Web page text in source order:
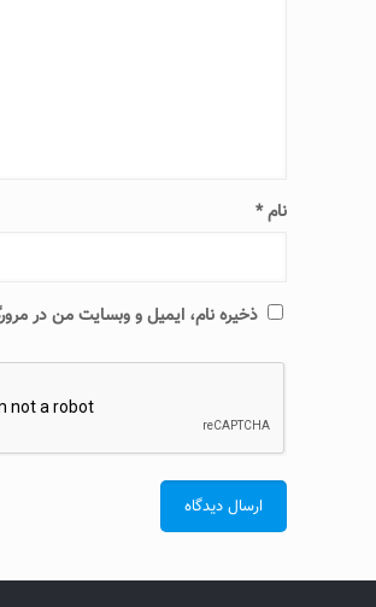
نام*
ذخیره نام، ایمیل و وبسایت من در